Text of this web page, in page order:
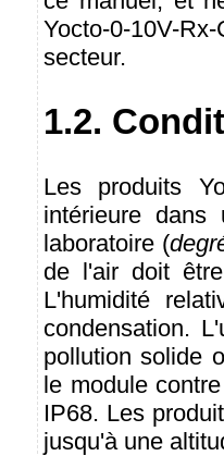
Yocto-0-10V-
secteur.
1.2.
Les produits
intérieure
laboratoire (
de l'air doit
L'humidité
condensation.
pollution solide
le module
IP68. Les
jusqu'à une